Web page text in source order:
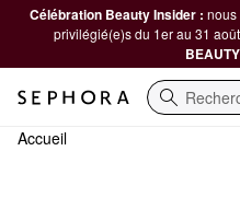
Célébration Beauty Insider : nous
privilégié(e)s du 1er au 31
Recherche
Accueil